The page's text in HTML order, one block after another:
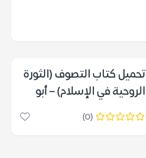
تحميل كتاب التصوف (الثورة
الروحية في الإسلام) – أبو
العلا عفيفي
(0)